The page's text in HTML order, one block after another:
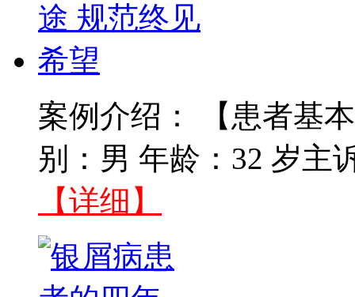
案例介绍： 【患者基
别：男 年龄：32 岁主
【详细】